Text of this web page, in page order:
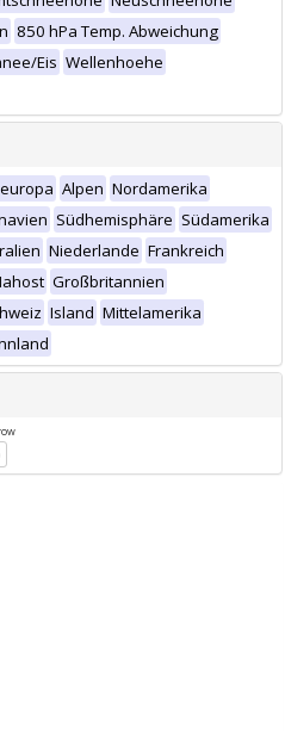
850 hPa Temp. Abweichung
Eis Wellenhoehe
Alpen Nordamerika
Südhemisphäre Südamerika
Niederlande Frankreich
Großbritannien
Island Mittelamerika